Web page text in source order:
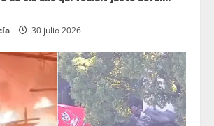
30 julio 2026